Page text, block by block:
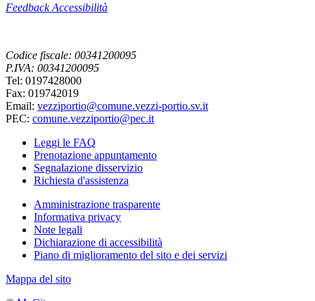
Feedback Accessibilità
Codice fiscale: 00341200095
P.IVA: 00341200095
Tel: 0197428000
Fax: 019742019
Email: vezziportio@comune.vezzi-portio.sv.it
PEC: comune.vezziportio@pec.it
Leggi le FAQ
Prenotazione appuntamento
Segnalazione disservizio
Richiesta d'assistenza
Amministrazione trasparente
Informativa privacy
Note legali
Dichiarazione di accessibilità
Piano di miglioramento del sito e dei servizi
Mappa del sito